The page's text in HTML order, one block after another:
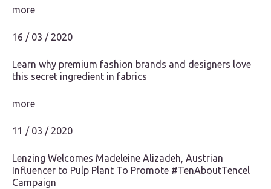
more
16 / 03 / 2020
Learn why premium fashion brands and designers love
this secret ingredient in fabrics
more
11 / 03 / 2020
Lenzing Welcomes Madeleine Alizadeh, Austrian
Influencer to Pulp Plant To Promote #TenAboutTencel
Campaign